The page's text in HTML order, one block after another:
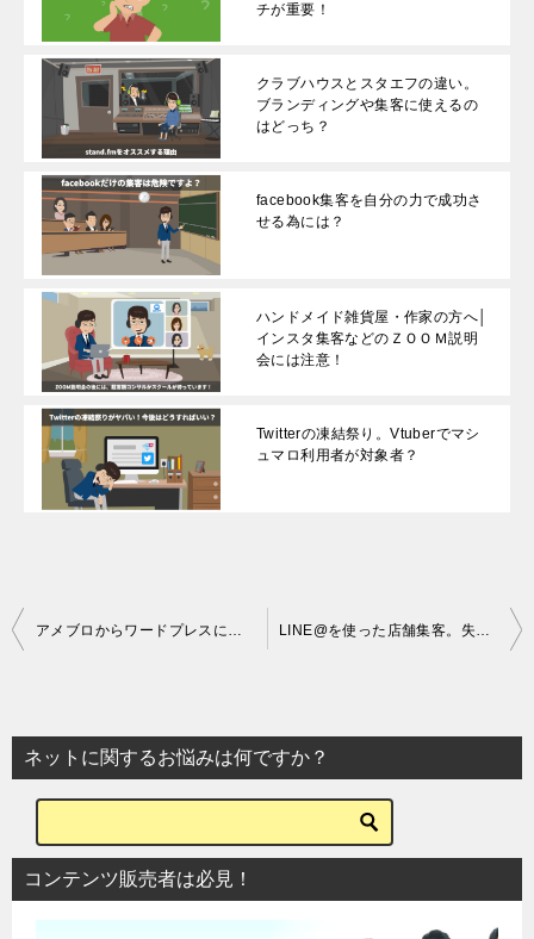
チが重要！
クラブハウスとスタエフの違い。
ブランディングや集客に使えるの
はどっち？
facebook集客を自分の力で成功さ
せる為には？
ハンドメイド雑貨屋・作家の方へ│
インスタ集客などのＺＯＯＭ説明
会には注意！
Twitterの凍結祭り。Vtuberでマシ
ュマロ利用者が対象者？
投
ビ
ゲ
シ
ョ
アメブロからワードプレスに引っ越しをする本質を分かっていますか？ LINE@を使った店舗集客。失敗しない為に必要な事は？
ネットに関するお悩みは何ですか？
コンテンツ販売者は必見！